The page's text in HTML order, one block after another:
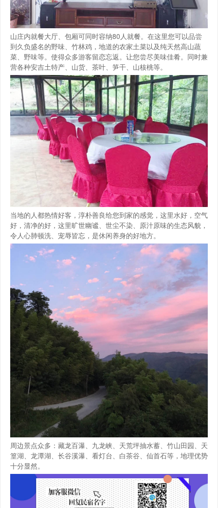
山庄内就餐大厅、包厢可同时容纳80人就餐。在这里您可以品尝
到久负盛名的野味、竹林鸡，地道的农家土菜以及纯天然高山蔬
菜、野味等。使得众多游客留恋忘返。让您尝尽美味佳肴。同时兼
营各种安吉土特产、山货、茶叶、笋干、山核桃等。
当地的人都热情好客，淳朴善良给您到家的感觉，这里水好，空气
好，清净的好，这里旷世幽谧、世尘不染、原汁原味的生态风貌，
令人心肺顿洗、宠辱皆忘，是休闲养身的好地方。
周边景点众多：藏龙百瀑、九龙峡、天荒坪抽水蓄、竹山田园、天
篁湖、龙潭湖、长谷溪瀑、看灯台、白茶谷、仙首石等，地理优势
十分显然。